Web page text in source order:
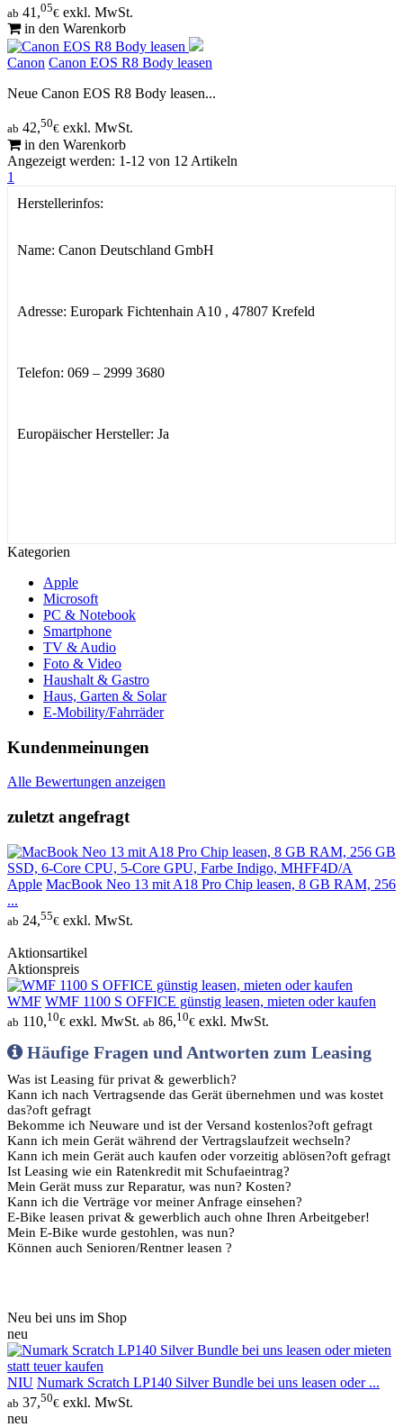
ab 41,05€ exkl. MwSt.
in den Warenkorb
Canon Canon EOS R8 Body leasen
Neue Canon EOS R8 Body leasen...
ab 42,50€ exkl. MwSt.
in den Warenkorb
Angezeigt werden: 1-12 von 12 Artikeln
1
Herstellerinfos:
Name: Canon Deutschland GmbH
Adresse: Europark Fichtenhain A10 , 47807 Krefeld
Telefon: 069 – 2999 3680
Europäischer Hersteller: Ja
Kategorien
Apple
Microsoft
PC & Notebook
Smartphone
TV & Audio
Foto & Video
Haushalt & Gastro
Haus, Garten & Solar
E-Mobility/Fahrräder
Kundenmeinungen
Alle Bewertungen anzeigen
zuletzt angefragt
Apple MacBook Neo 13 mit A18 Pro Chip leasen, 8 GB RAM, 256
...
ab 24,55€ exkl. MwSt.
Aktionsartikel
Aktionspreis
WMF WMF 1100 S OFFICE günstig leasen, mieten oder kaufen
ab 110,10€ exkl. MwSt. ab 86,10€ exkl. MwSt.
Häufige Fragen und Antworten zum Leasing
Was ist Leasing für privat & gewerblich?
Kann ich nach Vertragsende das Gerät übernehmen und was kostet
das?oft gefragt
Bekomme ich Neuware und ist der Versand kostenlos?oft gefragt
Kann ich mein Gerät während der Vertragslaufzeit wechseln?
Kann ich mein Gerät auch kaufen oder vorzeitig ablösen?oft gefragt
Ist Leasing wie ein Ratenkredit mit Schufaeintrag?
Mein Gerät muss zur Reparatur, was nun? Kosten?
Kann ich die Verträge vor meiner Anfrage einsehen?
E-Bike leasen privat & gewerblich auch ohne Ihren Arbeitgeber!
Mein E-Bike wurde gestohlen, was nun?
Können auch Senioren/Rentner leasen ?
Neu bei uns im Shop
neu
NIU Numark Scratch LP140 Silver Bundle bei uns leasen oder ...
ab 37,50€ exkl. MwSt.
neu